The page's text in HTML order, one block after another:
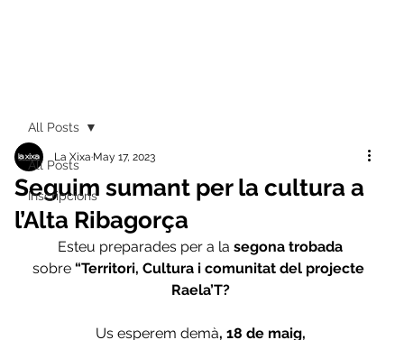
All Posts
Inscripcions
All Posts
Seguim sumant per la cultura a
l’Alta Ribagorça
La Xixa May 17, 2023
Esteu preparades per a la segona trobada
sobre “Territori, Cultura i comunitat del projecte
Raela’T?
Us esperem demà, 18 de maig,